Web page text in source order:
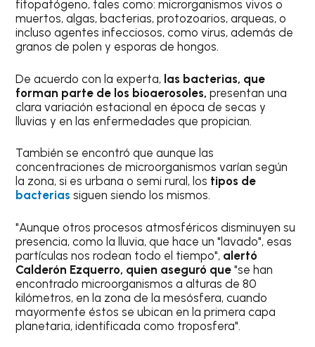
fitopatógeno, tales como: microrganismos vivos o
muertos, algas, bacterias, protozoarios, arqueas, o
incluso agentes infecciosos, como virus, además de
granos de polen y esporas de hongos.
De acuerdo con la experta, las bacterias, que
forman parte de los bioaerosoles, presentan una
clara variación estacional en época de secas y
lluvias y en las enfermedades que propician.
También se encontró que aunque las
concentraciones de microorganismos varían según
la zona, si es urbana o semi rural, los tipos de
bacterias siguen siendo los mismos.
"Aunque otros procesos atmosféricos disminuyen su
presencia, como la lluvia, que hace un "lavado", esas
partículas nos rodean todo el tiempo", alertó
Calderón Ezquerro, quien aseguró que "se han
encontrado microorganismos a alturas de 80
kilómetros, en la zona de la mesósfera, cuando
mayormente éstos se ubican en la primera capa
planetaria, identificada como troposfera".